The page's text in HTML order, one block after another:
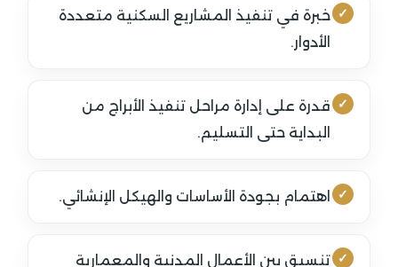
خبرة في تنفيذ المشاريع السكنية متعددة
الأدوار.
قدرة على إدارة مراحل تنفيذ الأبراج من
البداية حتى التسليم.
اهتمام بجودة الأساسات والهيكل الإنشائي.
تنسيق بين الأعمال المدنية والمعمارية